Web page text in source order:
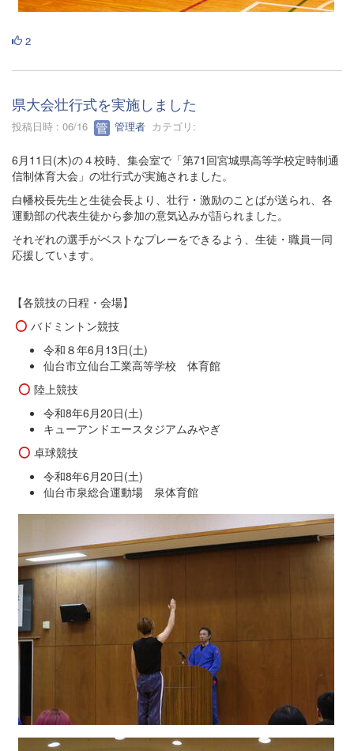
2
県大会壮行式を実施しました
投稿日時 : 06/16 管理者 カテゴリ:
6月11日(木)の４校時、集会室で「第71回宮城県高等学校定時制通
信制体育大会」の壮行式が実施されました。
白幡校長先生と生徒会長より、壮行・激励のことばが送られ、各
運動部の代表生徒から参加の意気込みが語られました。
それぞれの選手がベストなプレーをできるよう、生徒・職員一同
応援しています。
【各競技の日程・会場】
バドミントン競技
令和８年6月13日(土)
仙台市立仙台工業高等学校 体育館
陸上競技
令和8年6月20日(土)
キューアンドエースタジアムみやぎ
卓球競技
令和8年6月20日(土)
仙台市泉総合運動場 泉体育館